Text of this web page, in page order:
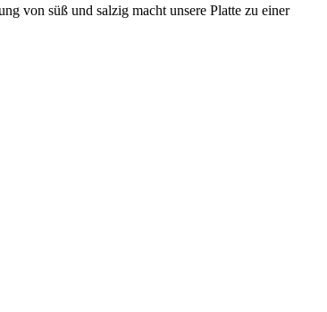
von süß und salzig macht unsere Platte zu einer